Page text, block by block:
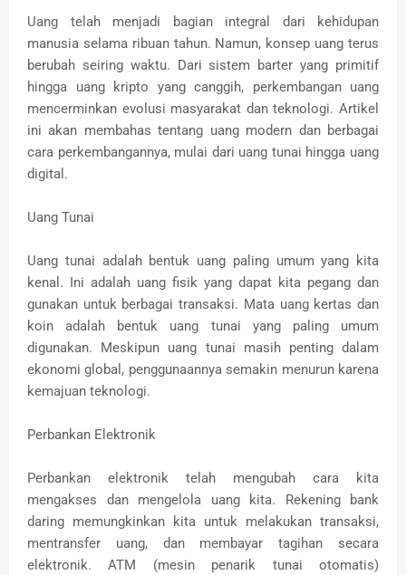
Uang telah menjadi bagian integral dari kehidupan
manusia selama ribuan tahun. Namun, konsep uang terus
berubah seiring waktu. Dari sistem barter yang primitif
hingga uang kripto yang canggih, perkembangan uang
mencerminkan evolusi masyarakat dan teknologi. Artikel
ini akan membahas tentang uang modern dan berbagai
cara perkembangannya, mulai dari uang tunai hingga uang
digital.
Uang Tunai
Uang tunai adalah bentuk uang paling umum yang kita
kenal. Ini adalah uang fisik yang dapat kita pegang dan
gunakan untuk berbagai transaksi. Mata uang kertas dan
koin adalah bentuk uang tunai yang paling umum
digunakan. Meskipun uang tunai masih penting dalam
ekonomi global, penggunaannya semakin menurun karena
kemajuan teknologi.
Perbankan Elektronik
Perbankan elektronik telah mengubah cara kita
mengakses dan mengelola uang kita. Rekening bank
daring memungkinkan kita untuk melakukan transaksi,
mentransfer uang, dan membayar tagihan secara
elektronik. ATM (mesin penarik tunai otomatis)